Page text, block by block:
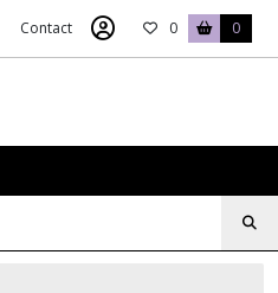
Contact 0 0